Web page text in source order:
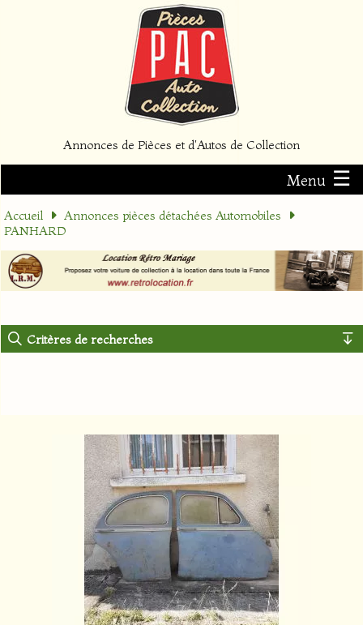
Annonces de Pièces et d'Autos de Collection
Menu ☰
Accueil
Annonces pièces détachées Automobiles
PANHARD
Critères de recherches